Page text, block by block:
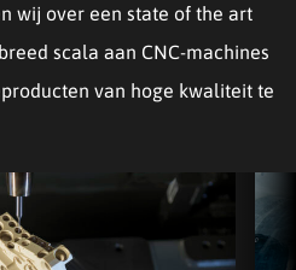
wij over een state of the art
scala aan CNC-machines
van hoge kwaliteit te